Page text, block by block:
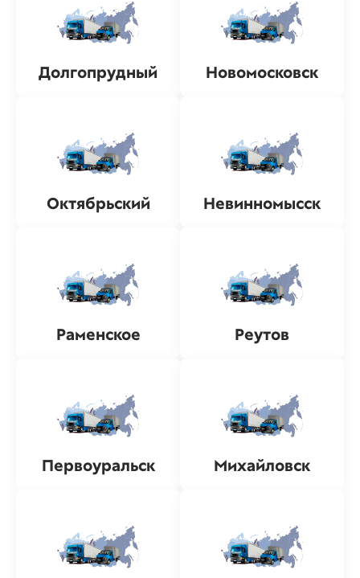
Долгопрудный Новомосковск
Октябрьский Невинномысск
Раменское Реутов
Первоуральск Михайловск